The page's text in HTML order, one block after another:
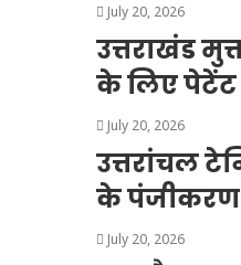
July 20, 2026
उत्तराखंड
के लिए पेटेंट
July 20, 2026
उत्तरांचल
के पंजीकरण
July 20, 2026